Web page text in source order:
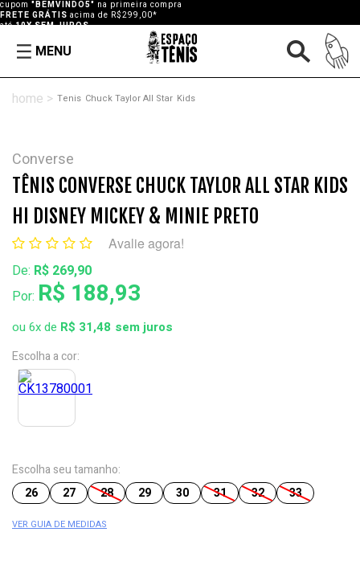
cupom "BEMVINDO5" na primeira compra
FRETE GRÁTIS acima de R$299,00*
até10X SEM JUROS
MENU
Tenis Chuck Taylor All Star Kids
Converse
TÊNIS CONVERSE CHUCK TAYLOR ALL STAR KIDS
HI DISNEY MICKEY & MINIE PRETO
Avalie agora!
De: R$ 269,90
Por: R$ 188,93
ou 6xde R$ 31,48
Escolha a cor:
Escolha seu tamanho:
26
27 28 29 30 31 32 33
VER GUIA DE MEDIDAS